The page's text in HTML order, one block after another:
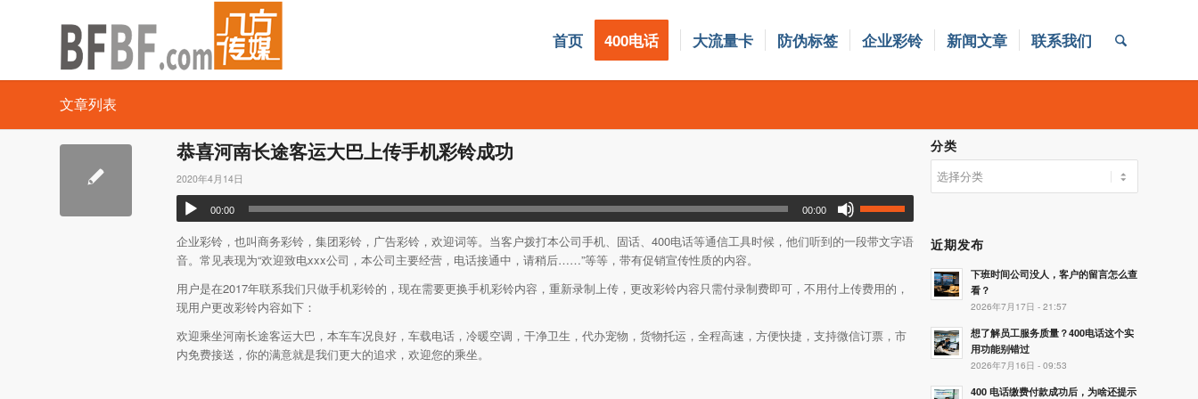
首页 400电话 大流量卡 防伪标签 企业彩铃 新闻文章 联系我们
文章列表
恭喜河南长途客运大巴上传手机彩铃成功
2020年4月14日
00:00 00:00
企业彩铃，也叫商务彩铃，集团彩铃，广告彩铃，欢迎词等。当客户拨打本公司手机、固话、400电话等通信工具时候，他们听到的一段带文字语
音。常见表现为“欢迎致电xxx公司，本公司主要经营，电话接通中，请稍后……”等等，带有促销宣传性质的内容。
用户是在2017年联系我们只做手机彩铃的，现在需要更换手机彩铃内容，重新录制上传，更改彩铃内容只需付录制费即可，不用付上传费用的，
现用户更改彩铃内容如下：
欢迎乘坐河南长途客运大巴，本车车况良好，车载电话，冷暖空调，干净卫生，代办宠物，货物托运，全程高速，方便快捷，支持微信订票，市
内免费接送，你的满意就是我们更大的追求，欢迎您的乘坐。
分类
类
近期发布
下班时间公司没人，客户的留言怎么查
看？
2026年7月17日 - 21:57
想了解员工服务质量？400电话这个实
用功能别错过
2026年7月16日 - 09:53
400 电话缴费付款成功后，为啥还提示